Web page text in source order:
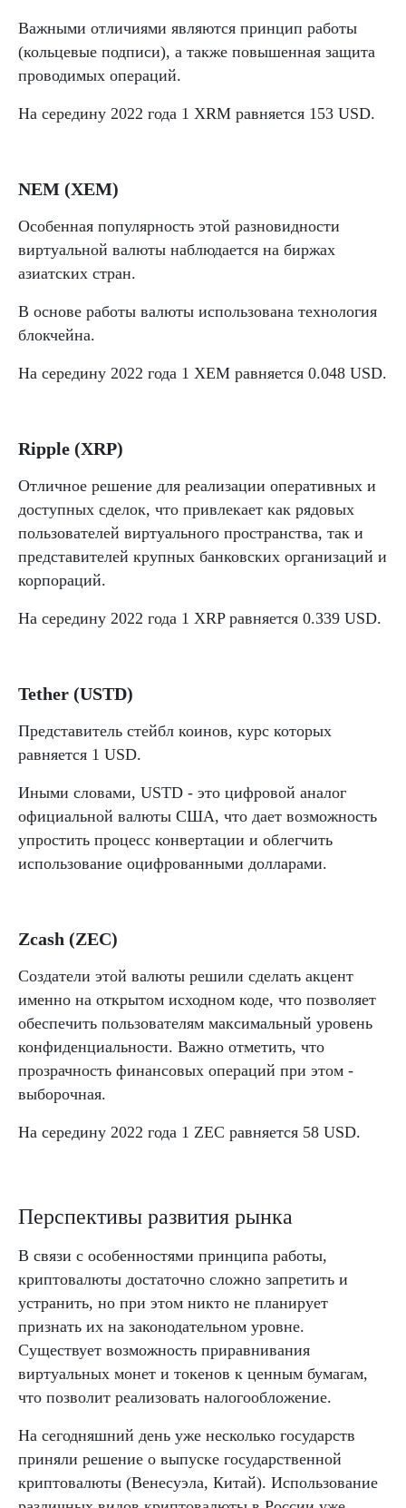
Важными отличиями являются принцип работы
(кольцевые подписи), а также повышенная защита
проводимых операций.
На середину 2022 года 1 XRM равняется 153 USD.
NEM (XEM)
Особенная популярность этой разновидности
виртуальной валюты наблюдается на биржах
азиатских стран.
В основе работы валюты использована технология
блокчейна.
На середину 2022 года 1 XEM равняется 0.048 USD.
Ripple (XRP)
Отличное решение для реализации оперативных и
доступных сделок, что привлекает как рядовых
пользователей виртуального пространства, так и
представителей крупных банковских организаций и
корпораций.
На середину 2022 года 1 XRP равняется 0.339 USD.
Tether (USTD)
Представитель стейбл коинов, курс которых
равняется 1 USD.
Иными словами, USTD - это цифровой аналог
официальной валюты США, что дает возможность
упростить процесс конвертации и облегчить
использование оцифрованными долларами.
Zcash (ZEC)
Создатели этой валюты решили сделать акцент
именно на открытом исходном коде, что позволяет
обеспечить пользователям максимальный уровень
конфиденциальности. Важно отметить, что
прозрачность финансовых операций при этом -
выборочная.
На середину 2022 года 1 ZEC равняется 58 USD.
Перспективы развития рынка
В связи с особенностями принципа работы,
криптовалюты достаточно сложно запретить и
устранить, но при этом никто не планирует
признать их на законодательном уровне.
Существует возможность приравнивания
виртуальных монет и токенов к ценным бумагам,
что позволит реализовать налогообложение.
На сегодняшний день уже несколько государств
приняли решение о выпуске государственной
криптовалюты (Венесуэла, Китай). Использование